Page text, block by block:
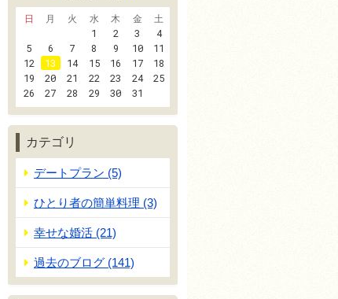
日
月 火 水 木 金
土
1
2 3
4
5
6 7 8 9 10
11
12
13 14 15 16 17
18
19
20 21 22 23 24
25
26
27 28 29 30 31
カテゴリ
デートプラン (5)
ひとり者の簡単料理 (3)
幸せな婚活 (21)
過去のブログ (141)